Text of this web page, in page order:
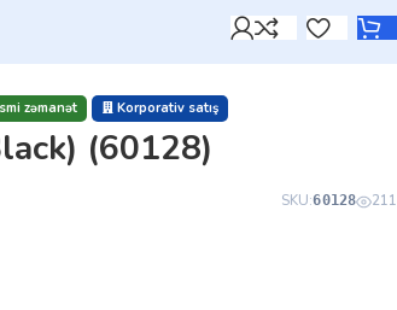
zəmanət Korporativ satış
(60128)
SKU:60128 211